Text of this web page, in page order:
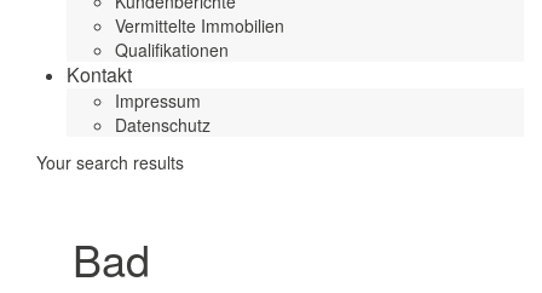
Vermittelte Immobilien
Qualifikationen
Kontakt
Impressum
Datenschutz
Your search results
Bad